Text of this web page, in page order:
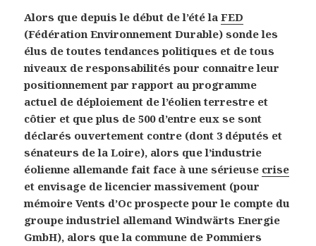
Alors que depuis le début de l’été laFED
(Fédération Environnement Durable) sonde les
élus de toutes tendances politiques et de tous
niveaux de responsabilités pour connaitre leur
positionnement par rapport au programme
actuel de déploiement de l’éolien terrestre et
côtier et que plus de 500 d’entre eux se sont
déclarés ouvertement contre (dont 3 députés et
sénateurs de la Loire), alors que l’industrie
éolienne allemande fait face à une sérieuse crise
et envisage de licencier massivement (pour
mémoire Vents d’Oc prospecte pour le compte du
groupe industriel allemand Windwärts Energie
GmbH), alors que la commune de Pommiers